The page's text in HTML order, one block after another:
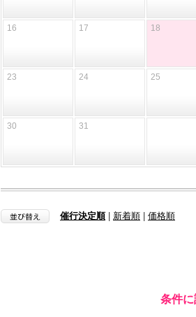
16 17 18
23 24 25
30 31
催行決定順| 新着順 価格順
条件に